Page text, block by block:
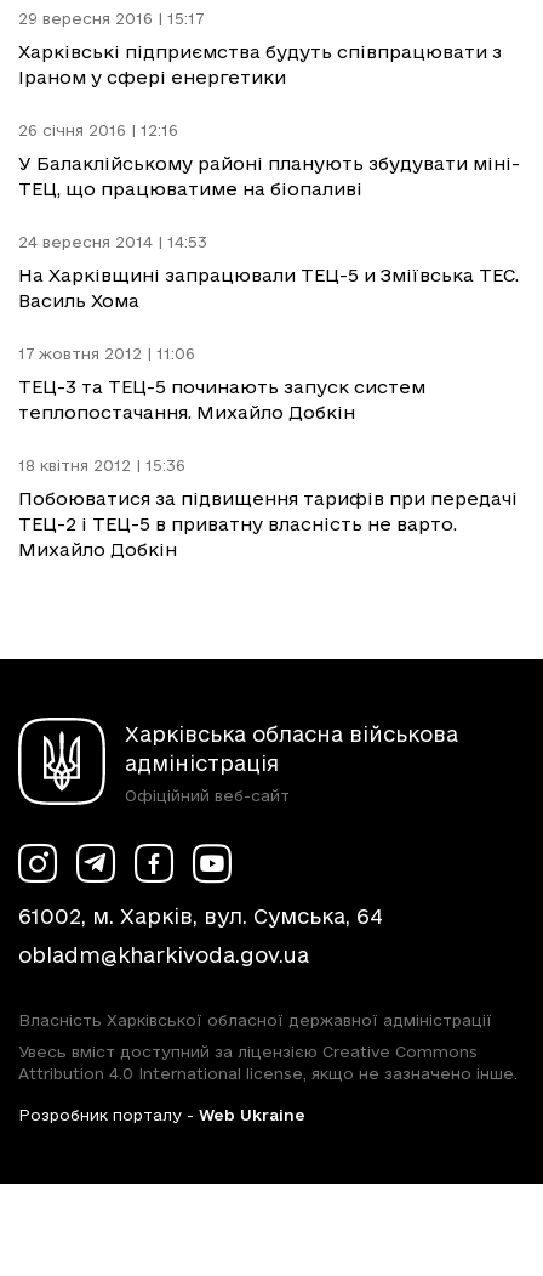
29 вересня 2016 | 15:17
Харківські підприємства будуть співпрацювати з
Іраном у сфері енергетики
26 січня 2016 | 12:16
У Балаклійському районі планують збудувати міні-
ТЕЦ, що працюватиме на біопаливі
24 вересня 2014 | 14:53
На Харківщині запрацювали ТЕЦ-5 и Зміївська ТЕС.
Василь Хома
17 жовтня 2012 | 11:06
ТЕЦ-3 та ТЕЦ-5 починають запуск систем
теплопостачання. Михайло Добкін
18 квітня 2012 | 15:36
Побоюватися за підвищення тарифів при передачі
ТЕЦ-2 і ТЕЦ-5 в приватну власність не варто.
Михайло Добкін
Харківська обласна військова
адміністрація
Офіційний веб-сайт
61002, м. Харків, вул. Сумська, 64
obladm@kharkivoda.gov.ua
Власність Харківської обласної державної адміністрації
Увесь вміст доступний за ліцензією Creative Commons
Attribution 4.0 International license, якщо не зазначено інше.
Розробник порталу - Web Ukraine